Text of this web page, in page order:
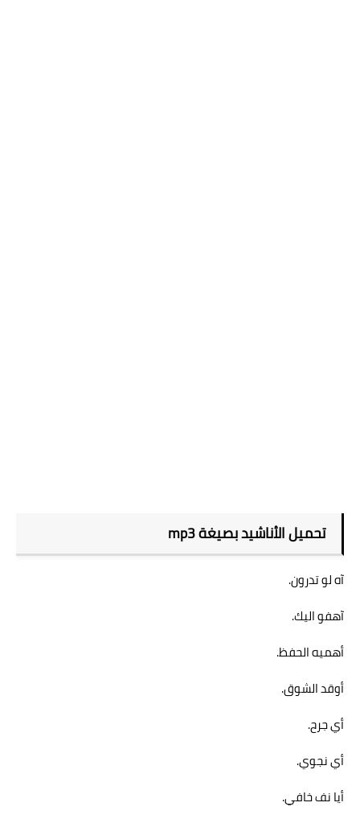
تحميل الأناشيد بصيغة mp3
آه لو تدرون.
آهفو اليك.
أهميه الحفظ.
أوقد الشوق.
أي جرح.
أي نجوي.
أيا نف خافي.